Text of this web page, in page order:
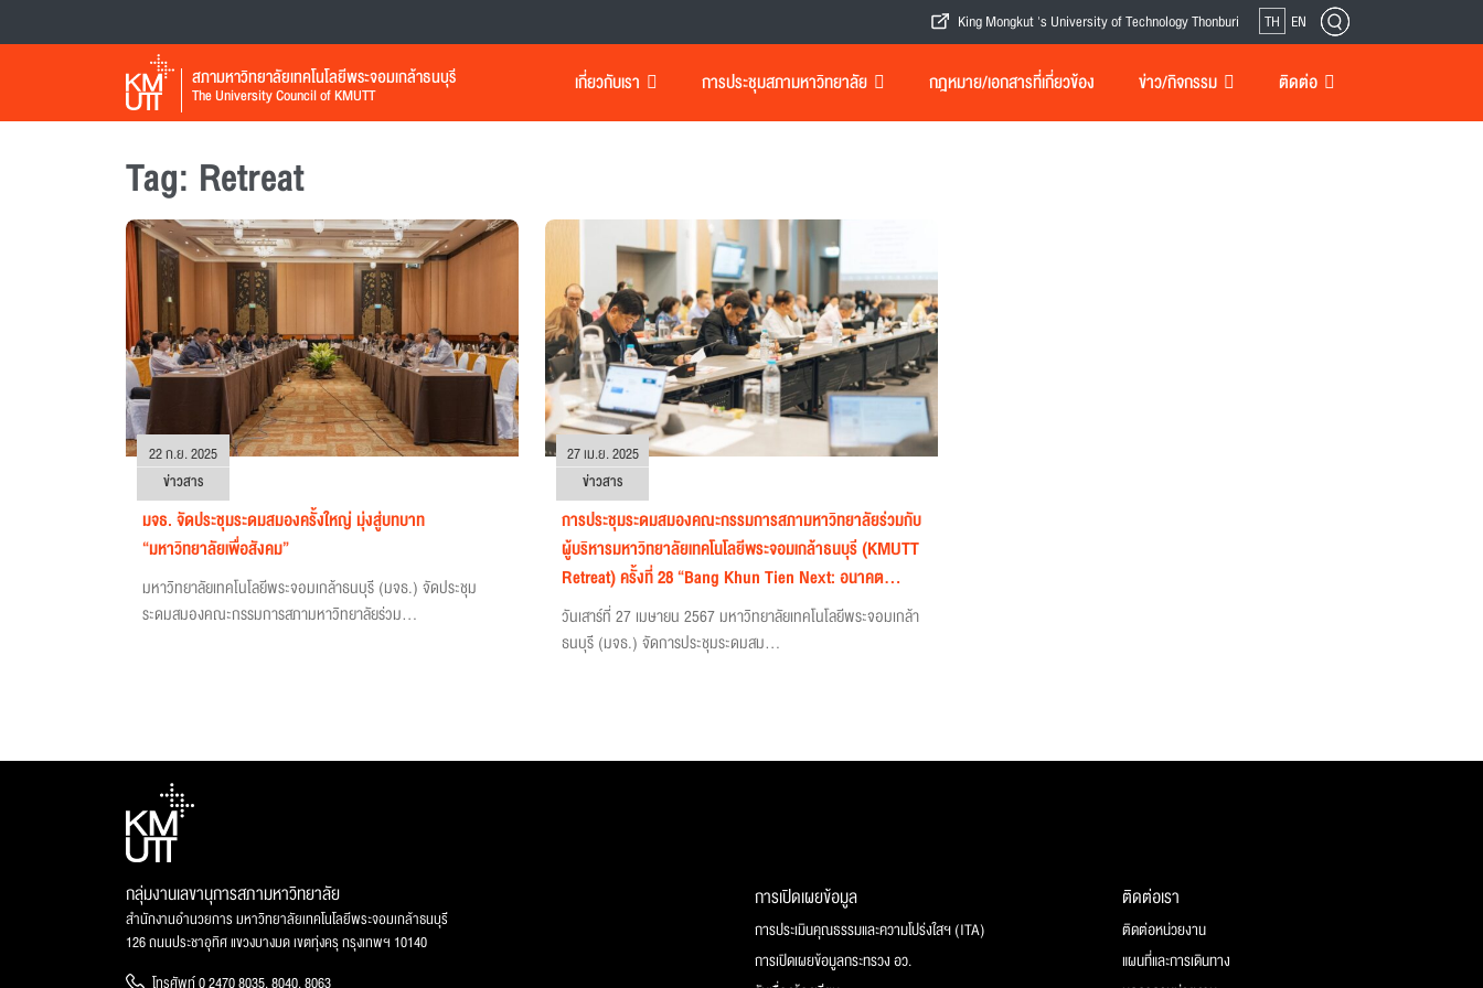
King Mongkut 's University of Technology Thonburi TH EN
สภามหาวิทยาลัยเทคโนโลยีพระจอมเกล้าธนบุรี
The University Council of KMUTT เกี่ยวกับเรา การประชุมสภามหาวิทยาลัย กฎหมาย/เอกสารที่เกี่ยวข้อง ข่าว/กิจกรรม ติดต่อ
Tag: Retreat
22 ก.ย. 2025
ข่าวสาร
มจธ. จัดประชุมระดมสมองครั้งใหญ่ มุ่งสู่บทบาท
“มหาวิทยาลัยเพื่อสังคม”
มหาวิทยาลัยเทคโนโลยีพระจอมเกล้าธนบุรี (มจธ.) จัดประชุม
ระดมสมองคณะกรรมการสภามหาวิทยาลัยร่วม...
27 เม.ย. 2025
ข่าวสาร
การประชุมระดมสมองคณะกรรมการสภามหาวิทยาลัยร่วมกับ
ผู้บริหารมหาวิทยาลัยเทคโนโลยีพระจอมเกล้าธนบุรี (KMUTT
Retreat) ครั้งที่ 28 “Bang Khun Tien Next: อนาคต...
วันเสาร์ที่ 27 เมษายน 2567 มหาวิทยาลัยเทคโนโลยีพระจอมเกล้า
ธนบุรี (มจธ.) จัดการประชุมระดมสม...
กลุ่มงานเลขานุการสภามหาวิทยาลัย
สำนักงานอำนวยการ มหาวิทยาลัยเทคโนโลยีพระจอมเกล้าธนบุรี
126 ถนนประชาอุทิศ แขวงบางมด เขตทุ่งครุ กรุงเทพฯ 10140
การเปิดเผยข้อมูล
การประเมินคุณธรรมและความโปร่งใสฯ (ITA)
การเปิดเผยข้อมูลกระทรวง อว.
ติดต่อเรา
ติดต่อหน่วยงาน
แผนที่และการเดินทาง